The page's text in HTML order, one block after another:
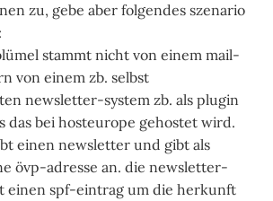
zu, gebe aber folgendes szenario
stammt nicht von einem mail-
von einem zb. selbst
newsletter-system zb. als plugin
das bei hosteurope gehostet wird.
einen newsletter und gibt als
övp-adresse an. die newsletter-
einen spf-eintrag um die herkunft